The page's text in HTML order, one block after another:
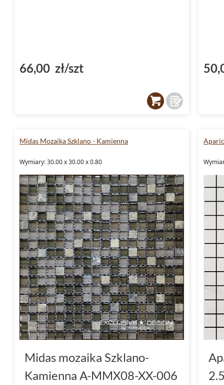
66,00 zł/szt
Midas Mozaika Szklano - Kamienna
Wymiary: 30.00 x 30.00 x 0.80
Midas mozaika Szklano-
Kamienna A-MMX08-XX-006